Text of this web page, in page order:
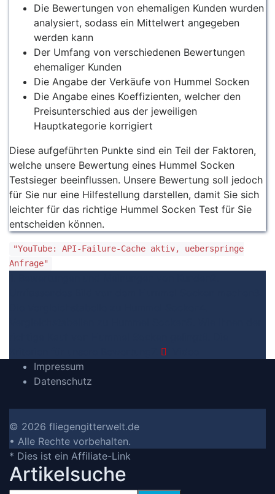
Die Bewertungen von ehemaligen Kunden wurden
analysiert, sodass ein Mittelwert angegeben
werden kann
Der Umfang von verschiedenen Bewertungen
ehemaliger Kunden
Die Angabe der Verkäufe von Hummel Socken
Die Angabe eines Koeffizienten, welcher den
Preisunterschied aus der jeweiligen
Hauptkategorie korrigiert
Diese aufgeführten Punkte sind ein Teil der Faktoren,
welche unsere Bewertung eines Hummel Socken
Testsieger beeinflussen. Unsere Bewertung soll jedoch
für Sie nur eine Hilfestellung darstellen, damit Sie sich
leichter für das richtige Hummel Socken Test für Sie
entscheiden können.
"YouTube: API-Failure-Cache aktiv, ueberspringe
Anfrage"
Impressum
Datenschutz
© 2026 fliegengitterwelt.de
• Alle Rechte vorbehalten.
* Dies ist ein Affiliate-Link
Artikelsuche